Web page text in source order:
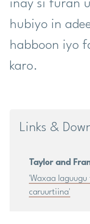
inay si furan
hubiyo in
habboon iyo
karo.
Links &
Taylor and
'Waxaa
caruurtiina'